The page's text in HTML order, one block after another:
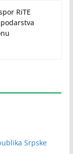
RiTE
Srpske